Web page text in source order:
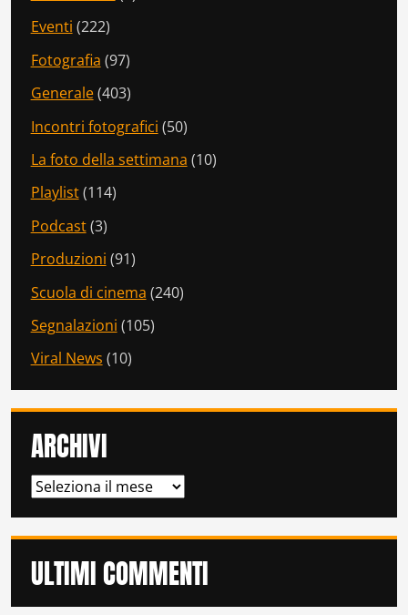
Eventi (222)
Fotografia (97)
Generale(403)
Incontri fotografici (50)
La foto della settimana (10)
Playlist(114)
Podcast(3)
Produzioni (91)
Scuola di cinema (240)
Segnalazioni (105)
Viral News (10)
ARCHIVI
ARCHIVI
ULTIMI COMMENTI